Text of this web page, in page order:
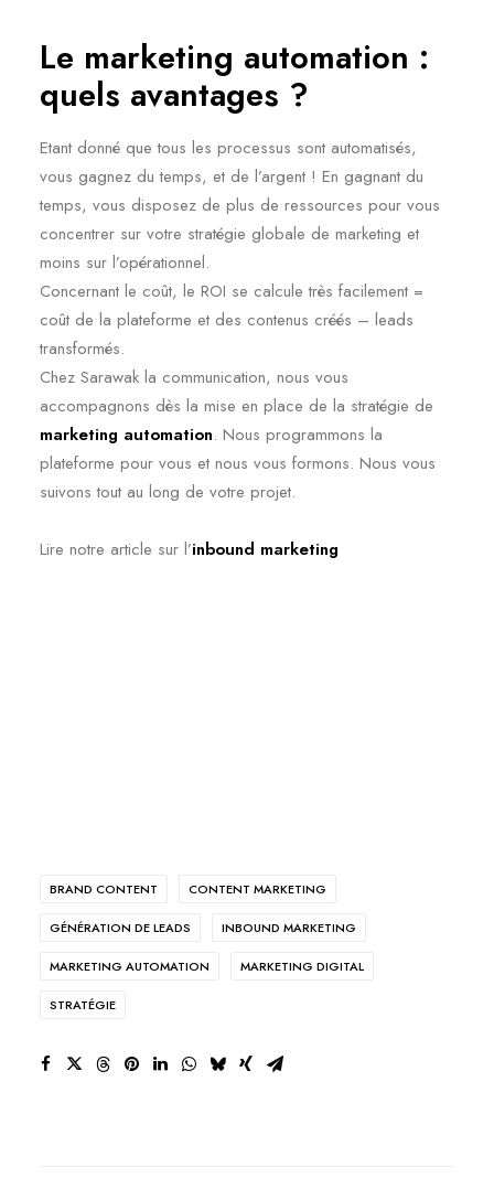
Le marketing automation :
quels avantages ?
Etant donné que tous les processus sont automatisés,
vous gagnez du temps, et de l’argent ! En gagnant du
temps, vous disposez de plus de ressources pour vous
concentrer sur votre stratégie globale de marketing et
moins sur l’opérationnel.
Concernant le coût, le ROI se calcule très facilement =
coût de la plateforme et des contenus créés – leads
transformés.
Chez Sarawak la communication, nous vous
accompagnons dès la mise en place de la stratégie de
marketing automation. Nous programmons la
plateforme pour vous et nous vous formons. Nous vous
suivons tout au long de votre projet.
Lire notre article sur l’inbound marketing
BRAND CONTENT CONTENT MARKETING
GÉNÉRATION DE LEADS INBOUND MARKETING
MARKETING AUTOMATION MARKETING DIGITAL
STRATÉGIE